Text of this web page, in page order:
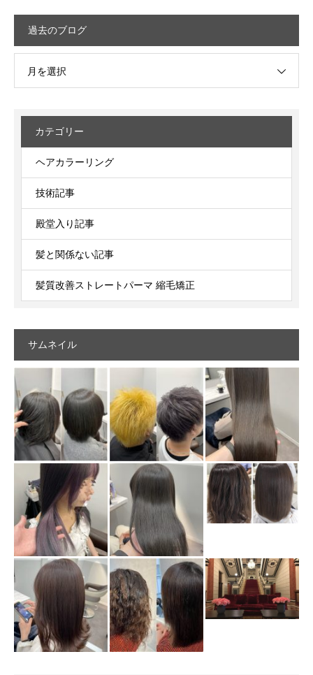
過去のブログ
月を選択
カテゴリー
ヘアカラーリング
技術記事
殿堂入り記事
髪と関係ない記事
髪質改善ストレートパーマ 縮毛矯正
サムネイル